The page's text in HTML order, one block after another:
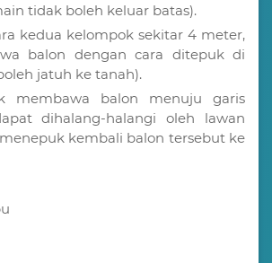
tidak boleh keluar batas).
kedua kelompok sekitar 4 meter,
balon dengan cara ditepuk di
jatuh ke tanah).
membawa balon menuju garis
dihalang-halangi oleh lawan
kembali balon tersebut ke